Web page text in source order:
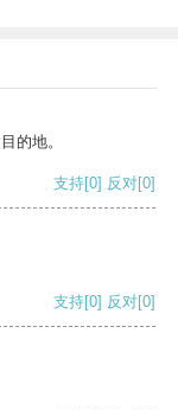
的地。
支持[0] 反对[0]
支持[0] 反对[0]